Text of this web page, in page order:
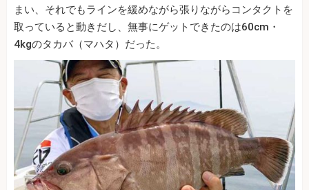
まい、それでもラインを緩めながら張りながらコンタクトを
取っていると動きだし、無事にゲットできたのは60cm・
4kgのタカバ（マハタ）だった。